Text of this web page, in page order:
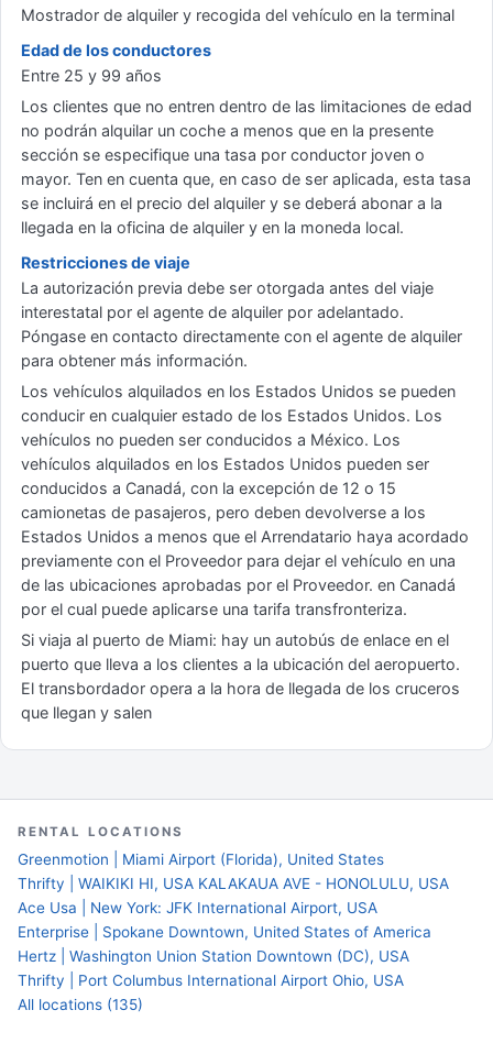
Mostrador de alquiler y recogida del vehículo en la terminal
Edad de los conductores
Entre 25 y 99 años
Los clientes que no entren dentro de las limitaciones de edad
no podrán alquilar un coche a menos que en la presente
sección se especifique una tasa por conductor joven o
mayor. Ten en cuenta que, en caso de ser aplicada, esta tasa
se incluirá en el precio del alquiler y se deberá abonar a la
llegada en la oficina de alquiler y en la moneda local.
Restricciones de viaje
La autorización previa debe ser otorgada antes del viaje
interestatal por el agente de alquiler por adelantado.
Póngase en contacto directamente con el agente de alquiler
para obtener más información.
Los vehículos alquilados en los Estados Unidos se pueden
conducir en cualquier estado de los Estados Unidos. Los
vehículos no pueden ser conducidos a México. Los
vehículos alquilados en los Estados Unidos pueden ser
conducidos a Canadá, con la excepción de 12 o 15
camionetas de pasajeros, pero deben devolverse a los
Estados Unidos a menos que el Arrendatario haya acordado
previamente con el Proveedor para dejar el vehículo en una
de las ubicaciones aprobadas por el Proveedor. en Canadá
por el cual puede aplicarse una tarifa transfronteriza.
Si viaja al puerto de Miami: hay un autobús de enlace en el
puerto que lleva a los clientes a la ubicación del aeropuerto.
El transbordador opera a la hora de llegada de los cruceros
que llegan y salen
RENTAL LOCATIONS
Greenmotion | Miami Airport (Florida), United States
Thrifty | WAIKIKI HI, USA KALAKAUA AVE - HONOLULU, USA
Ace Usa | New York: JFK International Airport, USA
Enterprise | Spokane Downtown, United States of America
Hertz | Washington Union Station Downtown (DC), USA
Thrifty | Port Columbus International Airport Ohio, USA
All locations (135)